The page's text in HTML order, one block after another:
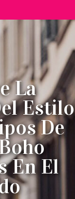
La
Estilo
De
En El